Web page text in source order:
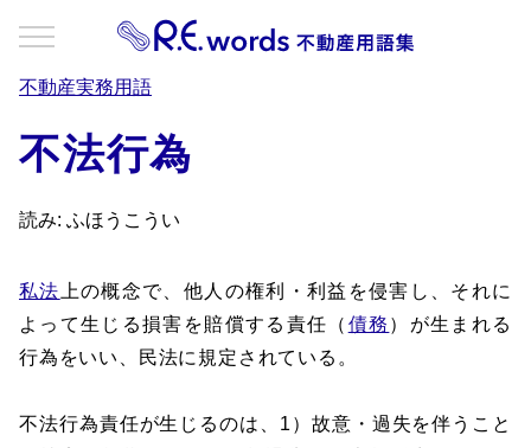
不動産実務用語
不法行為
読み: ふほうこうい
私法 上の概念で、他人の権利・利益を侵害し、それに
よって生じる損害を賠償する責任（ 債務 ）が生まれる
行為をいい、民法に規定されている。
不法行為責任が生じるのは、1）故意・過失を伴うこと